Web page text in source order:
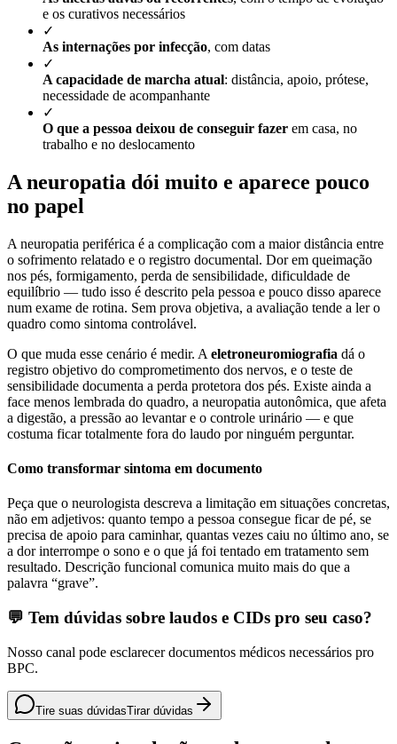
e os curativos necessários
✓
As internações por infecção, com datas
✓
A capacidade de marcha atual: distância, apoio, prótese,
necessidade de acompanhante
✓
O que a pessoa deixou de conseguir fazer em casa, no
trabalho e no deslocamento
A neuropatia dói muito e aparece pouco
no papel
A neuropatia periférica é a complicação com a maior distância entre
o sofrimento relatado e o registro documental. Dor em queimação
nos pés, formigamento, perda de sensibilidade, dificuldade de
equilíbrio — tudo isso é descrito pela pessoa e pouco disso aparece
num exame de rotina. Sem prova objetiva, a avaliação tende a ler o
quadro como sintoma controlável.
O que muda esse cenário é medir. A eletroneuromiografia dá o
registro objetivo do comprometimento dos nervos, e o teste de
sensibilidade documenta a perda protetora dos pés. Existe ainda a
face menos lembrada do quadro, a neuropatia autonômica, que afeta
a digestão, a pressão ao levantar e o controle urinário — e que
costuma ficar totalmente fora do laudo por ninguém perguntar.
Como transformar sintoma em documento
Peça que o neurologista descreva a limitação em situações concretas,
não em adjetivos: quanto tempo a pessoa consegue ficar de pé, se
precisa de apoio para caminhar, quantas vezes caiu no último ano, se
a dor interrompe o sono e o que já foi tentado em tratamento sem
resultado. Descrição funcional comunica muito mais do que a
palavra “grave”.
💬 Tem dúvidas sobre laudos e CIDs pro seu caso?
Nosso canal pode esclarecer documentos médicos necessários pro
BPC.
Tire suas dúvidasTirar dúvidas